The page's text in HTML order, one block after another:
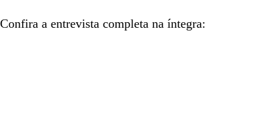
Confira a entrevista completa na íntegra: